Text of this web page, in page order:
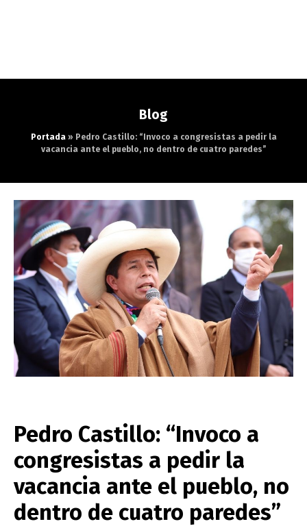
Blog
Portada» Pedro Castillo: “Invoco a congresistas a pedir la
vacancia ante el pueblo, no dentro de cuatro paredes”
Pedro Castillo: “Invoco a
congresistas a pedir la
vacancia ante el pueblo, no
dentro de cuatro paredes”